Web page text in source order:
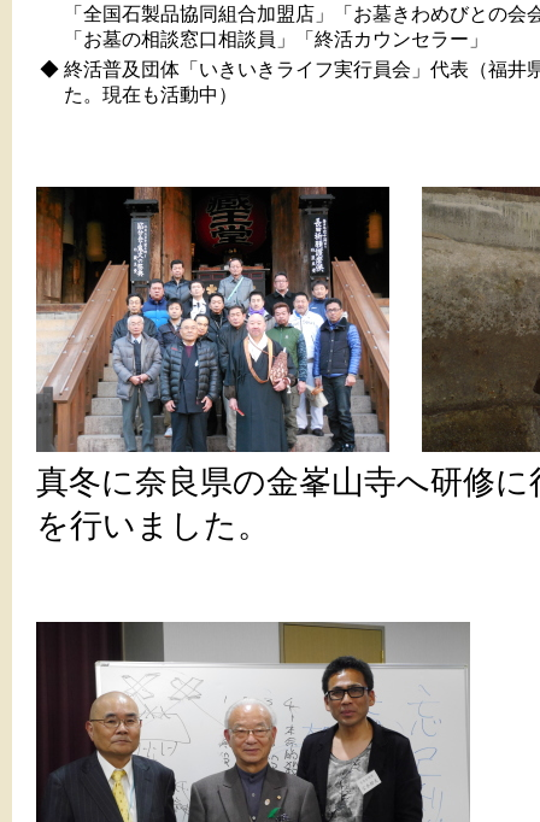
「全国石製品協同組合加盟店」「お墓きわめびとの
「お墓の相談窓口相談員」「終活カウンセラー」
◆ 終活普及団体「いきいきライフ実行員会」代表（福井
た。現在も活動中）
真冬に奈良県の金峯山寺へ研修
を行いました。